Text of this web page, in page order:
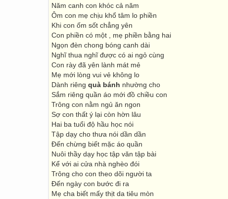
Năm canh con khóc cả năm
Ôm con mẹ chịu khổ tâm lo phiền
Khi con ốm sốt chẳng yên
Con phiền có một , mẹ phiền bằng hai
Ngọn đèn chong bóng canh dài
Nghĩ thua nghĩ được có ai ngỏ cùng
Con rày đã yên lành mát mẻ
Mẹ mới lòng vui vẻ không lo
Dành riêng quà bánh nhường cho
Sắm riêng quần áo mới đồ chiều con
Trông con nằm ngủ ăn ngon
Sợ con thất ý lại còn hờn lâu
Hai ba tuổi độ hầu học nói
Tập dạy cho thưa nói dần dần
Đến chừng biết mặc áo quần
Nuôi thầy dạy học tập văn tập bài
Kể với ai cửa nhà nghèo đói
Trông cho con theo dõi người ta
Đến ngày con bước đi ra
Mẹ cha biết mấy thịt da tiêu mòn